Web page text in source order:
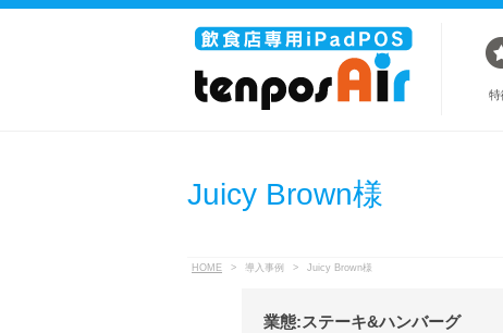
特
Juicy Brown様
HOME > 導入事例 > Juicy Brown様
業態:ステーキ&ハンバーグ